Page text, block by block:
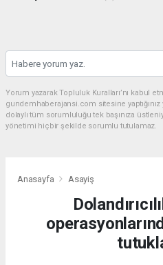
Yorum yazarak Topluluk Kuralları’nı kabul
gundemhaberajansi.com sitesine
dolaylı tüm sorumluluğu tek başınıza
yönetimi hiçbir şekilde sorumlu tutulamaz.
Anasayfa Asayiş